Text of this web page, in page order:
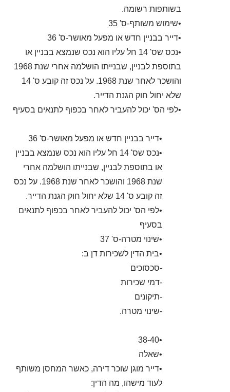
בשותפות רשומה.
•שימוש משותף-ס' 35
•דייר בבניין חדש או מפעל מאושר-ס' 36
•נכס שס' 14 חל עליו הוא נכס שנמצא בבניין או
בתוספת לבניין, שבנייתו הושלמה אחרי שנת 1968
והושכר לאחר שנת 1968. על נכס זה קובע ס' 14
שלא יחול חוק הגנת הדייר.
•לפי הס' יכול להעביר לאחר בכפוף לתנאים בסעיף
•דייר בבניין חדש או מפעל מאושר-ס' 36
•נכס שס' 14 חל עליו הוא נכס שנמצא בבניין
או בתוספת לבניין, שבנייתו הושלמה אחרי
שנת 1968 והושכר לאחר שנת 1968. על נכס
זה קובע ס' 14 שלא יחול חוק הגנת הדייר.
•לפי הס' יכול להעביר לאחר בכפוף לתנאים
בסעיף
•שינוי מטרה-ס' 37
•בית הדין לשכירות דן ב:
-סכסוכים
-דמי שכירות
-תיקונים
-שינוי מטרה.
•38-40
•שאלה
•דייר מוגן שוכר דירה, כאשר המחסן משותף
לעוד מישהו, מה הדין: